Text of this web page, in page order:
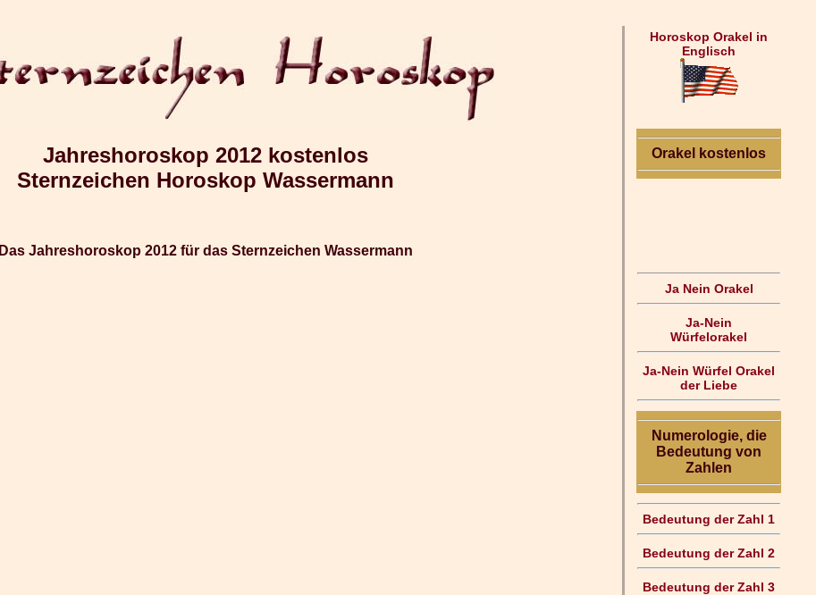
Jahreshoroskop 2012 kostenlos
Sternzeichen Horoskop Wassermann
Das Jahreshoroskop 2012 für das Sternzeichen Wassermann
Horoskop Orakel in
Englisch
Orakel kostenlos
Ja Nein Orakel
Ja-Nein
Würfelorakel
Ja-Nein Würfel Orakel
der Liebe
Numerologie, die
Bedeutung von
Zahlen
Bedeutung der Zahl 1
Bedeutung der Zahl 2
Bedeutung der Zahl 3